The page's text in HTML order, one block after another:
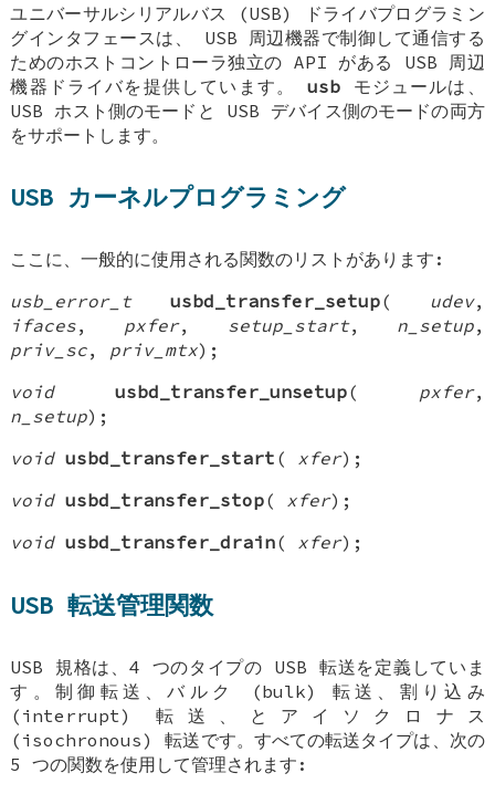
ユニバーサルシリアルバス (USB) ドライバプログラミン
グインタフェースは、 USB 周辺機器で制御して通信する
ためのホストコントローラ独立の API がある USB 周辺
機器ドライバを提供しています。usb モジュールは、
USB ホスト側のモードと USB デバイス側のモードの両方
をサポートします。
USB カーネルプログラミング
ここに、一般的に使用される関数のリストがあります:
usb_error_t
usbd_transfer_setup( udev,
ifaces, pxfer, setup_start, n_setup,
priv_sc, priv_mtx);
void
usbd_transfer_unsetup( pxfer,
n_setup);
void usbd_transfer_start ( xfer);
void usbd_transfer_stop( xfer);
void usbd_transfer_drain( xfer);
USB 転送管理関数
USB 規格は、4 つのタイプの USB 転送を定義していま
す。制御転送、バルク (bulk) 転送、割り込み
(interrupt) 転送、とアイソクロナス
(isochronous) 転送です。すべての転送タイプは、次の
5 つの関数を使用して管理されます: